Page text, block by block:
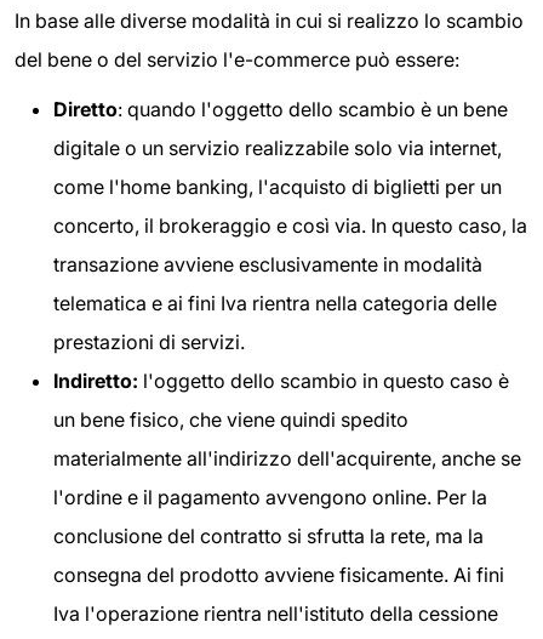
In base alle diverse modalità in cui si realizzo lo scambio
del bene o del servizio l'e-commerce può essere:
Diretto: quando l'oggetto dello scambio è un bene
digitale o un servizio realizzabile solo via internet,
come l'home banking, l'acquisto di biglietti per un
concerto, il brokeraggio e così via. In questo caso, la
transazione avviene esclusivamente in modalità
telematica e ai fini Iva rientra nella categoria delle
prestazioni di servizi.
Indiretto: l'oggetto dello scambio in questo caso è
un bene fisico, che viene quindi spedito
materialmente all'indirizzo dell'acquirente, anche se
l'ordine e il pagamento avvengono online. Per la
conclusione del contratto si sfrutta la rete, ma la
consegna del prodotto avviene fisicamente. Ai fini
Iva l'operazione rientra nell'istituto della cessione